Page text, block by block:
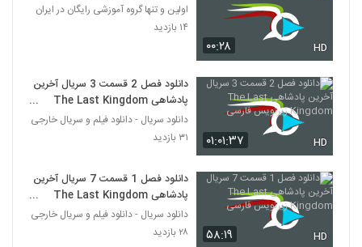
۰۰:۲۸ HD
اولین و تنها گروه آموزشی رایگان در ایران
۱۴ بازدید
۰۱:۰۱:۳۷ HD
دانلود فصل 2 قسمت 3 سریال آخرین
پادشاهی The Last Kingdom
زیرنویس فارسی
دانلود سریال - دانلود فیلم و سریال خارجی
۳۱ بازدید
۵۸:۱۹ HD
دانلود فصل 1 قسمت 7 سریال آخرین
پادشاهی The Last Kingdom
زیرنویس فارسی
دانلود سریال - دانلود فیلم و سریال خارجی
۲۸ بازدید